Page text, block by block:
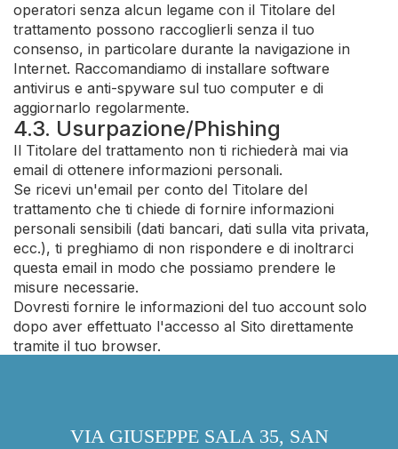
operatori senza alcun legame con il Titolare del
trattamento possono raccoglierli senza il tuo
consenso, in particolare durante la navigazione in
Internet. Raccomandiamo di installare software
antivirus e anti-spyware sul tuo computer e di
aggiornarlo regolarmente.
4.3. Usurpazione/Phishing
Il Titolare del trattamento non ti richiederà mai via
email di ottenere informazioni personali.
Se ricevi un'email per conto del Titolare del
trattamento che ti chiede di fornire informazioni
personali sensibili (dati bancari, dati sulla vita privata,
ecc.), ti preghiamo di non rispondere e di inoltrarci
questa email in modo che possiamo prendere le
misure necessarie.
Dovresti fornire le informazioni del tuo account solo
dopo aver effettuato l'accesso al Sito direttamente
tramite il tuo browser.
VIA GIUSEPPE SALA 35, SAN